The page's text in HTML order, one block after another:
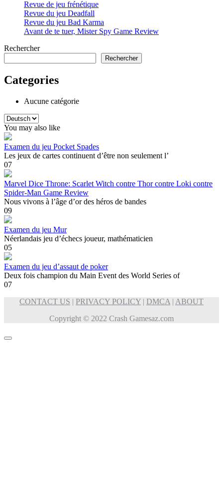
Revue de jeu frénétique
Revue du jeu Deadfall
Revue du jeu Bad Karma
Avant de te tuer, Mister Spy Game Review
Rechercher
Rechercher
Categories
Aucune catégorie
Choisir
une
langue
You may also like
Examen du jeu Pocket Spades
Les jeux de cartes continuent d’être non seulement l’
07
Marvel Dice Throne: Scarlet Witch contre Thor contre Loki contre
Spider-Man Game Review
Nous vivons à l’âge d’or des héros de bandes
09
Examen du jeu Mur
Néerlandais jeu d’échecs joueur, mathématicien
05
Examen du jeu d’assaut de poker
Deux fois champion du Main Event des World Series of
07
CONTACT US | PRIVACY POLICY | DMCA | ABOUT
Copyright © 2022 Crash Gamesaz.com